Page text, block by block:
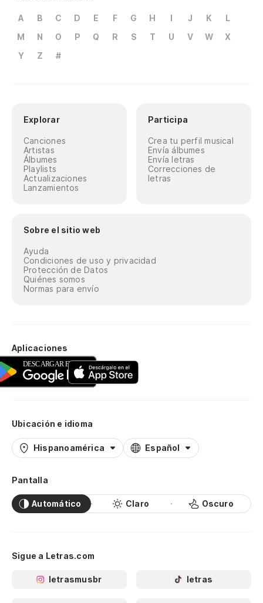
A B C D E F G H I J K
L
M
N O P Q R S T U V W
X
Y
Z #
Explorar
Canciones
Artistas
Álbumes
Playlists
Actualizaciones
Lanzamientos
Participa
Crea tu perfil musical
Envía álbumes
Envía letras
Correcciones de
letras
Sobre el sitio web
Ayuda
Condiciones de uso y privacidad
Protección de Datos
Quiénes somos
Normas para envío
Aplicaciones
Ubicación e idioma
Hispanoamérica Español
Pantalla
Automático Claro Oscuro
Sigue a Letras.com
letrasmusbr letras